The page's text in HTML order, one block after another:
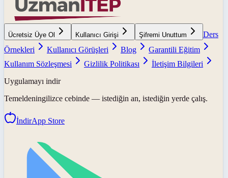
Ücretsiz Üye Ol Kullanıcı Girişi Şifremi Unuttum
Ders
Örnekleri
Kullanıcı Görüşleri Blog
Garantili Eğitim
Kullanım Sözleşmesi
Gizlilik Politikası
İletişim Bilgileri
Uygulamayı indir
Temeldeningilizce cebinde — istediğin an, istediğin yerde çalış.
İndirApp Store